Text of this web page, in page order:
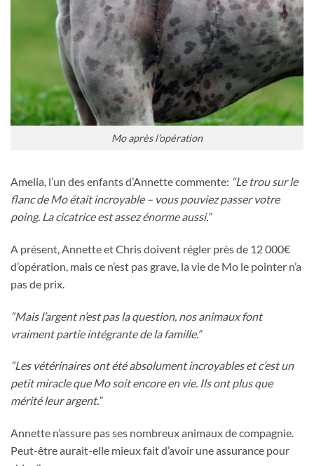
Mo après l’opération
Amelia, l’un des enfants d’Annette commente: “Le trou sur le
flanc de Mo était incroyable – vous pouviez passer votre
poing. La cicatrice est assez énorme aussi.”
A présent, Annette et Chris doivent régler près de 12 000€
d’opération, mais ce n’est pas grave, la vie de Mo le pointer n’a
pas de prix.
“Mais l’argent n’est pas la question, nos animaux font
vraiment partie intégrante de la famille.”
“Les vétérinaires ont été absolument incroyables et c’est un
petit miracle que Mo soit encore en vie. Ils ont plus que
mérité leur argent.”
Annette n’assure pas ses nombreux animaux de compagnie.
Peut-être aurait-elle mieux fait d’avoir une assurance pour